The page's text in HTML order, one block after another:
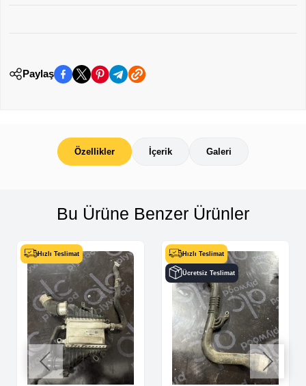
Paylaş
Özellikler İçerik Galeri
Bu Ürüne Benzer Ürünler
Hızlı Teslimat Hızlı Teslimat
Ücretsiz Teslimat